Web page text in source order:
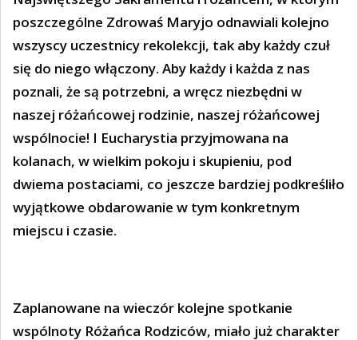
poszczególne Zdrowaś Maryjo odnawiali kolejno
wszyscy uczestnicy rekolekcji, tak aby każdy czuł
się do niego włączony. Aby każdy i każda z nas
poznali, że są potrzebni, a wręcz niezbędni w
naszej różańcowej rodzinie, naszej różańcowej
wspólnocie! I Eucharystia przyjmowana na
kolanach, w wielkim pokoju i skupieniu, pod
dwiema postaciami, co jeszcze bardziej podkreśliło
wyjątkowe obdarowanie w tym konkretnym
miejscu i czasie.
Zaplanowane na wieczór kolejne spotkanie
wspólnoty Różańca Rodziców, miało już charakter